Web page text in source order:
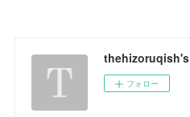
フォロー